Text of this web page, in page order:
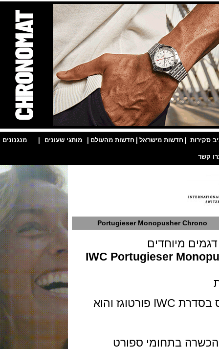
| חדשות מישראל | חדשות מהעולם | מותגי שעונים | מנגנונים |
Portugieser Monopusher
IWC Portugieser
המהדורה ה 14 המיוחדת של לאאורוס בסדרת IWC פורטוגז והוא
בתחומי ספורט